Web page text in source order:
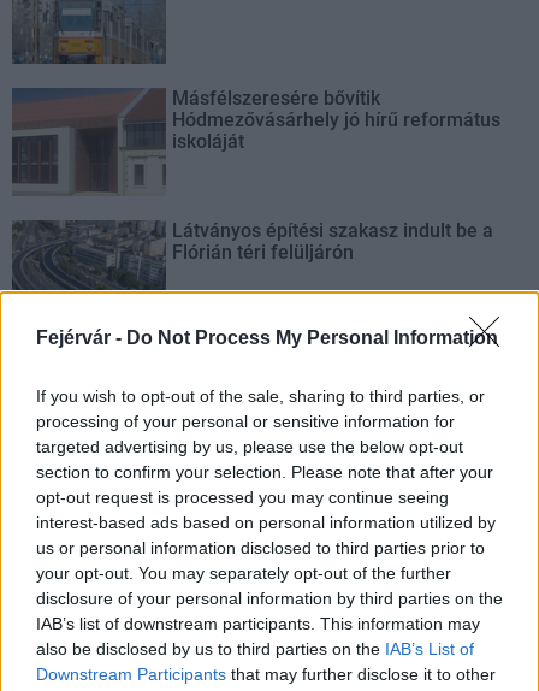
Fejérvár - Do Not Process My Personal Information
If you wish to opt-out of the sale, sharing to third parties, or
processing of your personal or sensitive information for
targeted advertising by us, please use the below opt-out
section to confirm your selection. Please note that after your
opt-out request is processed you may continue seeing
interest-based ads based on personal information utilized by
us or personal information disclosed to third parties prior to
your opt-out. You may separately opt-out of the further
disclosure of your personal information by third parties on the
IAB’s list of downstream participants. This information may
also be disclosed by us to third parties on the IAB’s List of
Downstream Participants that may further disclose it to other
Másfélszeresére bővítik
Hódmezővásárhely jó hírű református
iskoláját
Látványos építési szakasz indult be a
Flórián téri felüljárón
mérföldköve a felülvizsgálat
árnyékában?
AJÁNLJUK MÉG
Aktuális